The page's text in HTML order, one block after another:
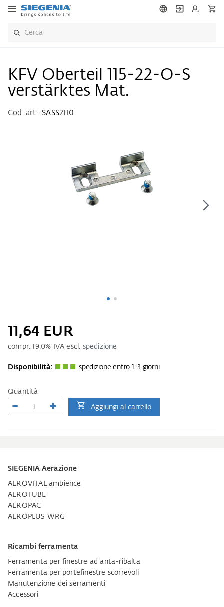
KFV Oberteil 115-22-O-S
verstärktes Mat.
Cod. art.: SASS2110
11,64 EUR
compr. 19.0% IVA escl. spedizione
Disponibilità: spedizione entro 1-3 giorni
Quantità
Aggiungi al carrello
SIEGENIA Aerazione
AEROVITAL ambience
AEROTUBE
AEROPAC
AEROPLUS WRG
Ricambi ferramenta
Ferramenta per finestre ad anta-ribalta
Ferramenta per portefinestre scorrevoli
Manutenzione dei serramenti
Accessori